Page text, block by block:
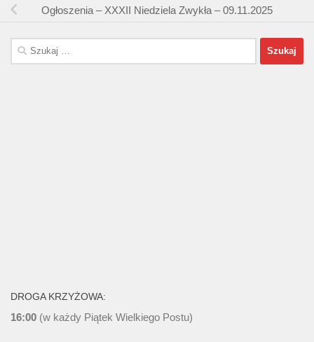
Ogłoszenia – XXXII Niedziela Zwykła – 09.11.2025
Szukaj:
DROGA KRZYŻOWA:
16:00 (w każdy Piątek Wielkiego Postu)